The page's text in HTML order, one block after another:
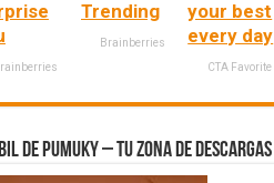
Trending
Brainberries
your best
every day
CTA Favorite
de Pumuky – Tu zona de Descargas